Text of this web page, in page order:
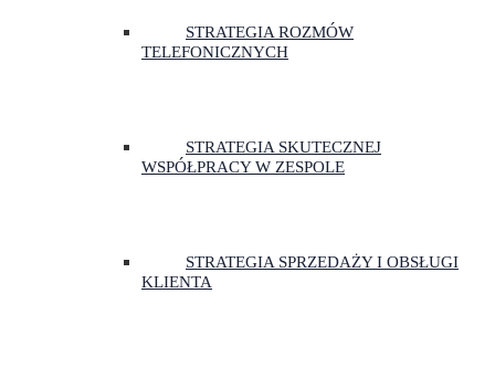
STRATEGIA ROZMÓW
TELEFONICZNYCH
STRATEGIA SKUTECZNEJ
WSPÓŁPRACY W ZESPOLE
STRATEGIA SPRZEDAŻY I OBSŁUGI
KLIENTA